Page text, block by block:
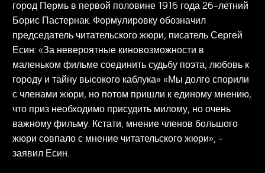
город Пермь в первой половине 1916 года 26-летний
Борис Пастернак. Формулировку обозначил
председатель читательского жюри, писатель Сергей
Есин: «За невероятные киновозможности в
маленьком фильме соединить судьбу поэта, любовь к
городу и тайну высокого каблука» «Мы долго спорили
с членами жюри, но потом пришли к единому мнению,
что приз необходимо присудить милому, но очень
важному фильму. Кстати, мнение членов большого
жюри совпало с мнение читательского жюри», -
заявил Есин.